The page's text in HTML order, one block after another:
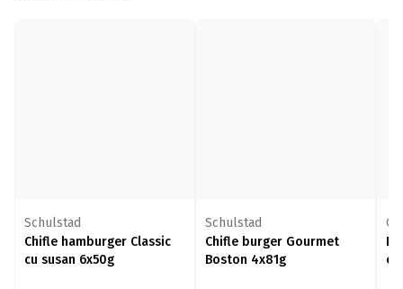
Schulstad
Chifle hamburger Classic
cu susan 6x50g
Schulstad
Chifle burger Gourmet
Boston 4x81g